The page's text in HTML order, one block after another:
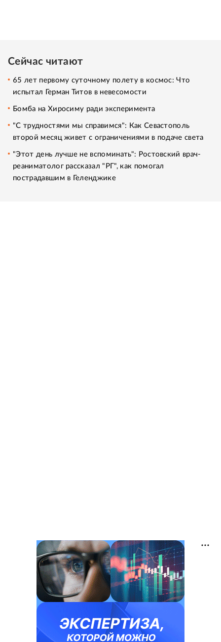
Сейчас читают
65 лет первому суточному полету в космос: Что
испытал Герман Титов в невесомости
Бомба на Хиросиму ради эксперимента
"С трудностями мы справимся": Как Севастополь
второй месяц живет с ограничениями в подаче света
"Этот день лучше не вспоминать": Ростовский врач-
реаниматолог рассказал "РГ", как помогал
пострадавшим в Геленджике